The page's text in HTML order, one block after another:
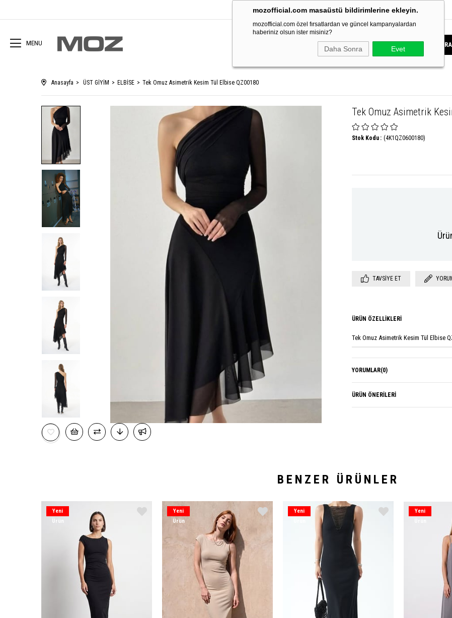
mozofficial.com masaüstü bildirimlerine ekleyin.
mozofficial.com özel fırsatlardan ve güncel kampanyalardan
haberiniz olsun ister misiniz?
Daha Sonra Evet
MENU
Anasayfa ÜST GİYİM ELBİSE Tek Omuz Asimetrik Kesim Tül Elbise QZ00180
Tek Omuz Asimetrik
(4K1QZ0600180)
Stok Kodu
TAVSIYE ET
ÜRÜN ÖZELLIKLERI
Tek Omuz Asimetrik Kesim Tül Elbise
YORUMLAR(0)
ÜRÜN ÖNERILERI
BENZER ÜRÜNLER
Yeni
Ürün
Yeni
Ürün
Yeni
Yeni